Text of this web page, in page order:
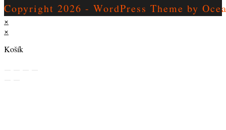
Copyright 2026 - WordPress Theme by
×
×
Košík